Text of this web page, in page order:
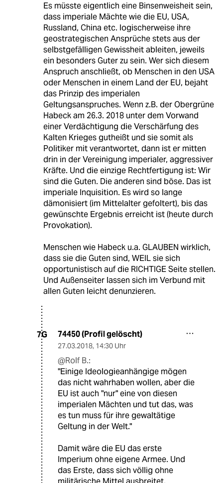
Es müsste eigentlich eine Binsenweisheit sein,
dass imperiale Mächte wie die EU, USA,
Russland, China etc. logischerweise ihre
geostrategischen Ansprüche stets aus der
selbstgefälligen Gewissheit ableiten, jeweils
ein besonders Guter zu sein. Wer sich diesem
Anspruch anschließt, ob Menschen in den USA
oder Menschen in einem Land der EU, bejaht
das Prinzip des imperialen
Geltungsanspruches. Wenn z.B. der Obergrüne
Habeck am 26.3. 2018 unter dem Vorwand
einer Verdächtigung die Verschärfung des
Kalten Krieges gutheißt und sie somit als
Politiker mit verantwortet, dann ist er mitten
drin in der Vereinigung imperialer, aggressiver
Kräfte. Und die einzige Rechtfertigung ist: Wir
sind die Guten. Die anderen sind böse. Das ist
imperiale Inquisition. Es wird so lange
dämonisiert (im Mittelalter gefoltert), bis das
gewünschte Ergebnis erreicht ist (heute durch
Provokation).
Menschen wie Habeck u.a. GLAUBEN wirklich,
dass sie die Guten sind, WEIL sie sich
opportunistisch auf die RICHTIGE Seite stellen.
Und Außenseiter lassen sich im Verbund mit
allen Guten leicht denunzieren.
7G 74450 (Profil gelöscht)
27.03.2018, 14:30 Uhr
@Rolf B.:
"Einige Ideologieanhängige mögen
das nicht wahrhaben wollen, aber die
EU ist auch "nur" eine von diesen
imperialen Mächten und tut das, was
es tun muss für ihre gewaltätige
Geltung in der Welt."
Damit wäre die EU das erste
Imperium ohne eigene Armee. Und
das Erste, dass sich völlig ohne